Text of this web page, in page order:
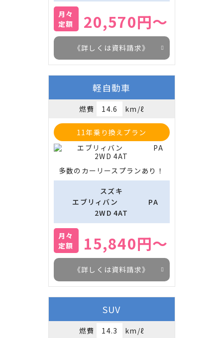
月々
定額
20,570円～
《詳しくは資料請求》
軽自動車
燃費 14.6 km/ℓ
11年乗り換えプラン
多数のカーリースプランあり！
スズキ
エブリィバン　　　　PA
2WD 4AT
月々
定額
15,840円～
《詳しくは資料請求》
SUV
燃費 14.3 km/ℓ